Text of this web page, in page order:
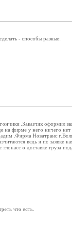
- способы разные.
.Заказчик оформил
фирме у него ничего
.Фирма Новатранс
ведь и по
о доставке груза
что есть.